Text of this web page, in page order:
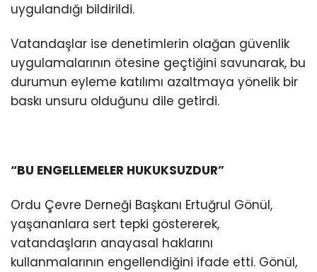
uygulandığı bildirildi.
Vatandaşlar ise denetimlerin olağan güvenlik
uygulamalarının ötesine geçtiğini savunarak, bu
durumun eyleme katılımı azaltmaya yönelik bir
baskı unsuru olduğunu dile getirdi.
“BU ENGELLEMELER HUKUKSUZDUR”
Ordu Çevre Derneği Başkanı Ertuğrul Gönül,
yaşananlara sert tepki göstererek,
vatandaşların anayasal haklarını
kullanmalarının engellendiğini ifade etti. Gönül,